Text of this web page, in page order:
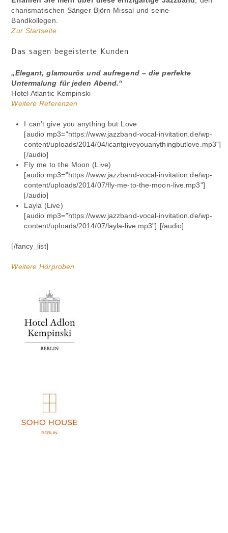
charismatischen Sänger Björn Missal und seine
Bandkollegen.
Zur Startseite
Das sagen begeisterte Kunden
„Elegant, glamourös und aufregend – die perfekte
Untermalung für jeden Abend.“
Hotel Atlantic Kempinski
Weitere Referenzen
I can’t give you anything but Love
[audio mp3="https://www.jazzband-vocal-invitation.de/wp-
content/uploads/2014/04/icantgiveyouanythingbutlove.mp3"]
[/audio]
Fly me to the Moon (Live)
[audio mp3="https://www.jazzband-vocal-invitation.de/wp-
content/uploads/2014/07/fly-me-to-the-moon-live.mp3"]
[/audio]
Layla (Live)
[audio mp3="https://www.jazzband-vocal-invitation.de/wp-
content/uploads/2014/07/layla-live.mp3"] [/audio]
[/fancy_list]
Weitere Hörproben